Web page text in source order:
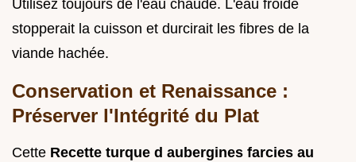
Utilisez toujours de l'eau chaude. L'eau froide
stopperait la cuisson et durcirait les fibres de la
viande hachée.
Conservation et Renaissance :
Préserver l'Intégrité du Plat
Cette Recette turque d aubergines farcies au